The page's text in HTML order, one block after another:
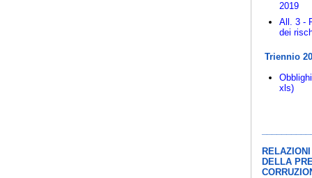
2019
All. 3 -
dei
Triennio
xls)
DELLA